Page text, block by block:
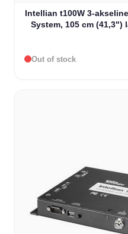
Intellian t100W 3-
System, 105 cm (41,3")
Out of stock